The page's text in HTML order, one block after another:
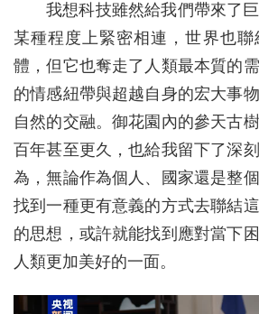
我想科技雖然給我們帶來了
某種程度上緊密相連，世界也
體，但它也奪走了人類最本質的
的情感紐帶與超越自身的宏大事
自然的交融。御花園內的參天古
百年甚至更久，也給我留下了深
為，無論作為個人、國家還是整
找到一種更有意義的方式去聯結
的思想，或許就能找到應對當下
人類更加美好的一面。